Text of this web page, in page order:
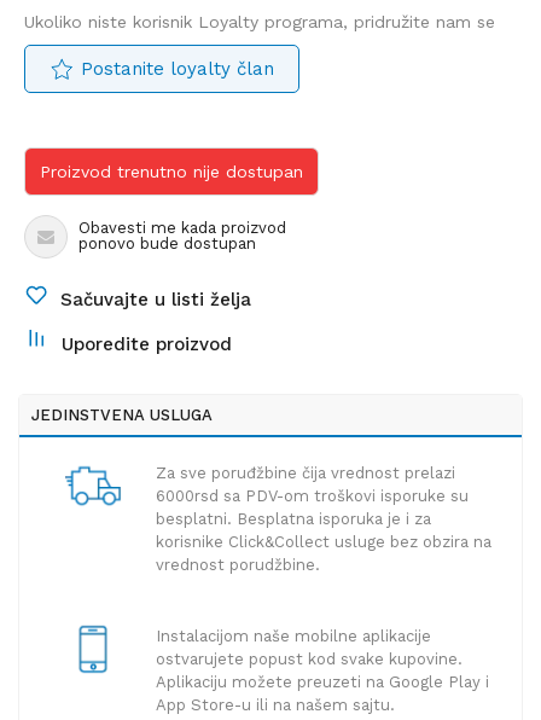
Ukoliko niste korisnik Loyalty programa, pridružite nam se
Postanite loyalty član
Proizvod trenutno nije dostupan
Obavesti me kada proizvod
ponovo bude dostupan
Sačuvajte u listi želja
Uporedite proizvod
JEDINSTVENA USLUGA
Za sve poruđžbine čija vrednost prelazi
6000rsd sa PDV-om troškovi isporuke su
besplatni. Besplatna isporuka je i za
korisnike Click&Collect usluge bez obzira na
vrednost porudžbine.
Instalacijom naše mobilne aplikacije
ostvarujete popust kod svake kupovine.
Aplikaciju možete preuzeti na Google Play i
App Store-u ili na našem sajtu.